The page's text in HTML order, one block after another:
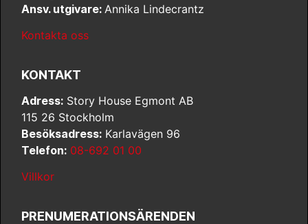
Ansv. utgivare: Annika Lindecrantz
Kontakta oss
KONTAKT
Adress: Story House Egmont AB
115 26 Stockholm
Besöksadress: Karlavägen 96
Telefon: 08-692 01 00
Villkor
PRENUMERATIONSÄRENDEN